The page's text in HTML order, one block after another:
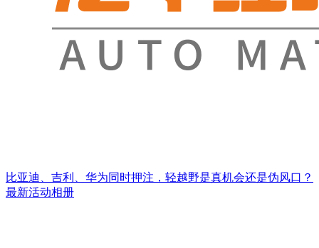
比亚迪、吉利、华为同时押注，轻越野是真机会还是伪风口？
最新活动相册